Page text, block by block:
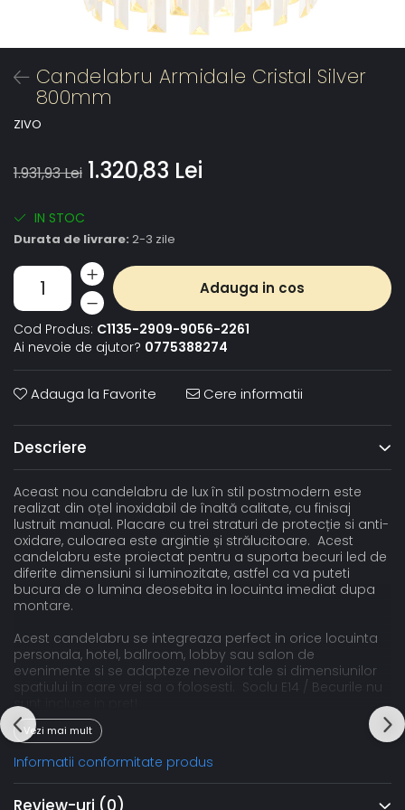
Candelabru Armidale Cristal Silver
800mm
ZIVO
1.931,93 Lei 1.320,83 Lei
IN STOC
Durata de livrare: 2-3 zile
Adauga in cos
Cod Produs: C1135-2909-9056-2261
Ai nevoie de ajutor? 0775388274
Adauga la Favorite Cere informatii
Descriere
Aceast nou candelabru de lux în stil postmodern este
realizat din oțel inoxidabil de înaltă calitate, cu finisaj
lustruit manual. Placare cu trei straturi de protecție si anti-
oxidare, culoarea este argintie și strălucitoare. Acest
candelabru este proiectat pentru a suporta becuri led de
diferite dimensiuni si luminozitate, astfel ca va puteti
bucura de o lumina deosebita in locuinta imediat dupa
montare.
Acest candelabru se integreaza perfect in orice locuinta
personala, hotel, ballroom, lobby sau salon de
evenimente si se adapteze nevoilor tale si dimensiunilor
spatiului in care vrei sa o folosesti. Soclu E14 / Becurile nu
sunt incluse in pret!
Specificații generale
Material
Metal, cristale
Culoare
Argintiu
Vezi mai mult
Informatii conformitate produs
Review-uri (0)